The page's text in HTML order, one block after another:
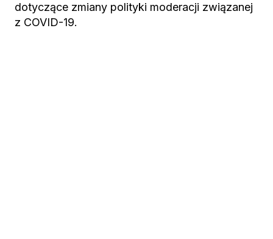
dotyczące zmiany polityki moderacji związanej
z COVID-19.